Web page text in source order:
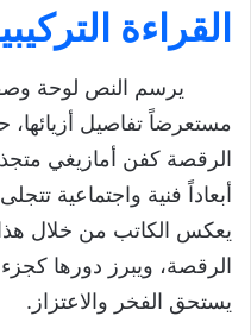
القراءة
يرسم النص لوحة
مستعرضاً تفاصيل أزيائها،
الرقصة كفن أمازيغي
أبعاداً فنية واجتماعية
يعكس الكاتب من خلال هذا
الرقصة، ويبرز دورها
يستحق الفخر والاعتزاز.